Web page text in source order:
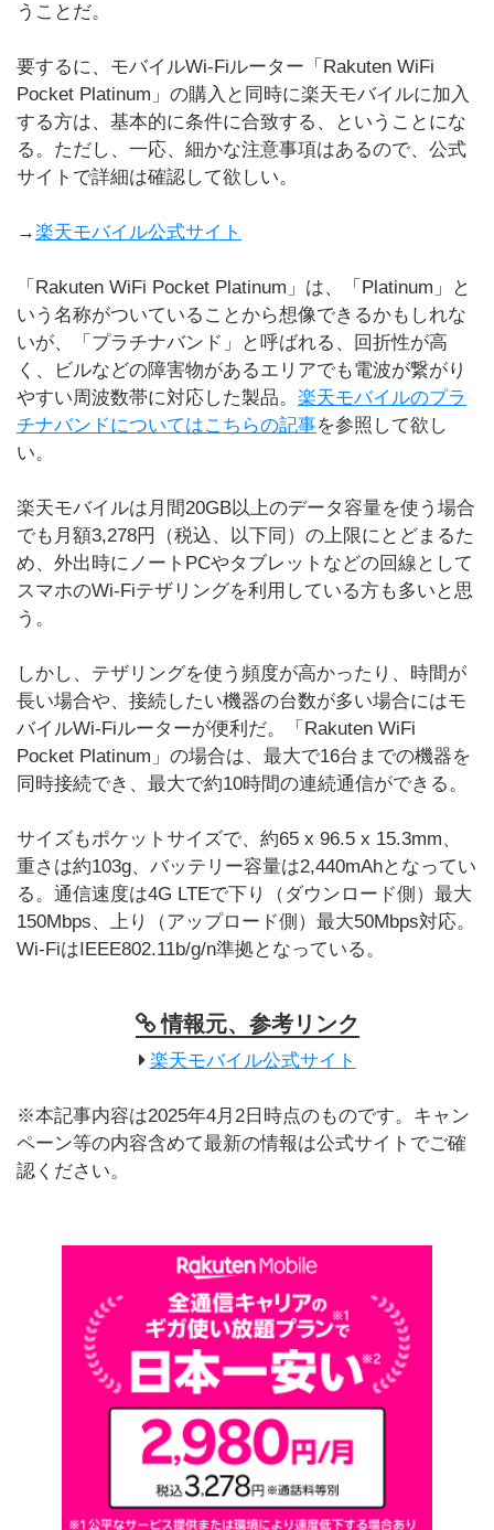
うことだ。
要するに、モバイルWi-Fiルーター「Rakuten WiFi
Pocket Platinum」の購入と同時に楽天モバイルに加入
する方は、基本的に条件に合致する、ということにな
る。ただし、一応、細かな注意事項はあるので、公式
サイトで詳細は確認して欲しい。
→楽天モバイル公式サイト
「Rakuten WiFi Pocket Platinum」は、「Platinum」と
いう名称がついていることから想像できるかもしれな
いが、「プラチナバンド」と呼ばれる、回折性が高
く、ビルなどの障害物があるエリアでも電波が繋がり
やすい周波数帯に対応した製品。 楽天モバイルのプラ
チナバンドについてはこちらの記事を参照して欲し
い。
楽天モバイルは月間20GB以上のデータ容量を使う場合
でも月額3,278円（税込、以下同）の上限にとどまるた
め、外出時にノートPCやタブレットなどの回線として
スマホのWi-Fiテザリングを利用している方も多いと思
う。
しかし、テザリングを使う頻度が高かったり、時間が
長い場合や、接続したい機器の台数が多い場合にはモ
バイルWi-Fiルーターが便利だ。「Rakuten WiFi
Pocket Platinum」の場合は、最大で16台までの機器を
同時接続でき、最大で約10時間の連続通信ができる。
サイズもポケットサイズで、約65 x 96.5 x 15.3mm、
重さは約103g、バッテリー容量は2,440mAhとなってい
る。通信速度は4G LTEで下り（ダウンロード側）最大
150Mbps、上り（アップロード側）最大50Mbps対応。
Wi-FiはIEEE802.11b/g/n準拠となっている。
情報元、参考リンク
楽天モバイル公式サイト
※本記事内容は2025年4月2日時点のものです。キャン
ペーン等の内容含めて最新の情報は公式サイトでご確
認ください。